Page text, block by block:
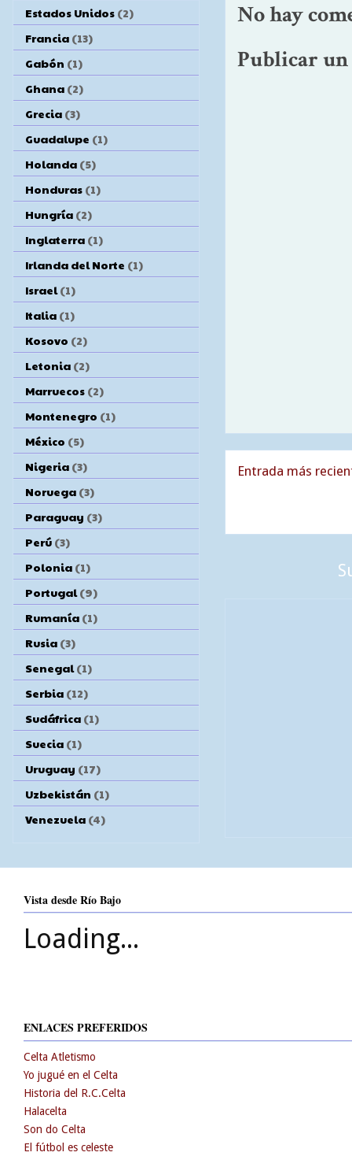
No hay
Publicar
Entrada más
Estados Unidos (2)
Francia (13)
Gabón (1)
Ghana (2)
Grecia (3)
Guadalupe (1)
Holanda (5)
Honduras (1)
Hungría (2)
Inglaterra (1)
Irlanda del Norte (1)
Israel (1)
Italia (1)
Kosovo (2)
Letonia (2)
Marruecos (2)
Montenegro (1)
México (5)
Nigeria (3)
Noruega (3)
Paraguay (3)
Perú (3)
Polonia (1)
Portugal (9)
Rumanía (1)
Rusia (3)
Senegal (1)
Serbia (12)
Sudáfrica (1)
Suecia (1)
Uruguay (17)
Uzbekistán (1)
Venezuela (4)
Vista desde Río Bajo
Loading...
ENLACES PREFERIDOS
Celta Atletismo
Yo jugué en el Celta
Historia del R.C.Celta
Halacelta
Son do Celta
El fútbol es celeste